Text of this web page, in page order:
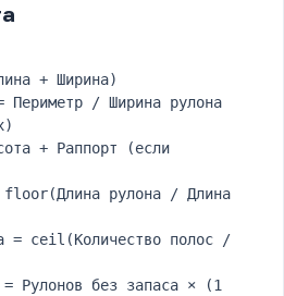
+ Ширина)
Периметр / Ширина рулона
+ Раппорт (если
floor(Длина рулона / Длина
= ceil(Количество полос /
= Рулонов без запаса × (1